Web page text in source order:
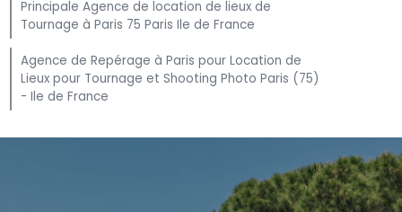
Principale Agence de location de lieux de
Tournage à Paris 75 Paris Ile de France
Agence de Repérage à Paris pour Location de
Lieux pour Tournage et Shooting Photo Paris (75)
- Ile de France